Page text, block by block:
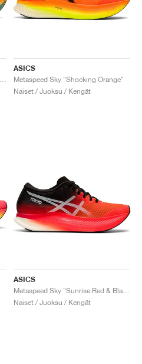
ASICS
Metaspeed Sky "Shocking Orange"
Naiset / Juoksu / Kengät
ASICS
Naiset / Juoksu / Kengät